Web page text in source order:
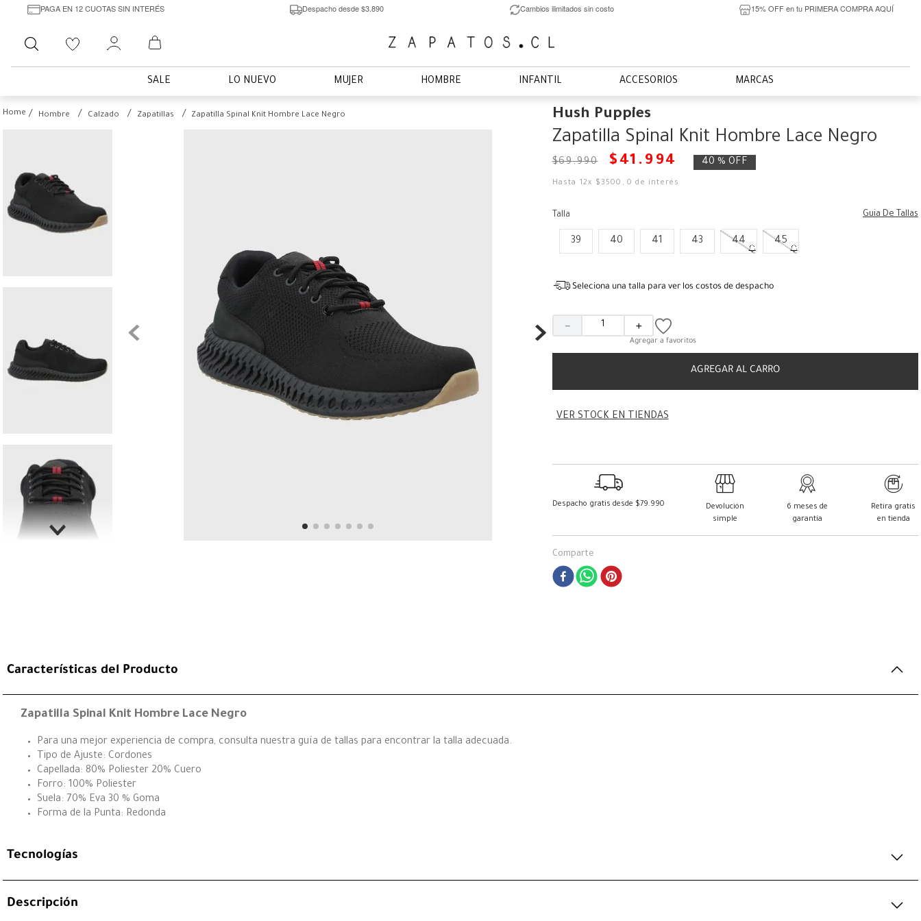
PAGA EN 12 CUOTAS SIN INTERÉS Despacho desde $3.890 Cambios ilimitados sin costo 15% OFF en tu PRIMERA COMPRA AQUÍ
Buscar
SALE LO NUEVO MUJER HOMBRE INFANTIL ACCESORIOS MARCAS
Hombre Calzado Zapatillas Zapatilla Spinal Knit Hombre Lace Negro Hush Puppies
Zapatilla Spinal Knit Hombre Lace Negro
$69.990 $ 41 . 994 40 % OFF
Hasta 12x $ 3500 ,0 de interés
Talla Guia De Tallas
39 40 41 43 44 45
Seleciona una talla para ver los costos de despacho
＋
－
AGREGAR AL CARRO
VER STOCK EN TIENDAS
Despacho gratis desde $79.990
Devolución
simple
6 meses de
garantía
Retira gratis
en tienda
Comparte
Características del Producto
Zapatilla Spinal Knit Hombre Lace Negro
Para una mejor experiencia de compra, consulta nuestra guía de tallas para encontrar la talla adecuada.
Tipo de Ajuste: Cordones
Capellada: 80% Poliester 20% Cuero
Forro: 100% Poliester
Suela: 70% Eva 30 % Goma
Forma de la Punta: Redonda
Tecnologías
Descripción